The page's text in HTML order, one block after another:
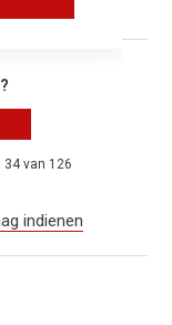
van 126
indienen